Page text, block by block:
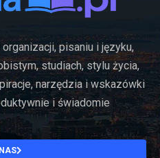
pisaniu i języku,
studiach, stylu życia,
narzędzia i wskazówki
i świadomie